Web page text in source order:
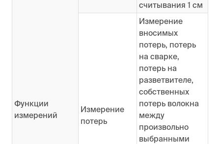
Функции
измерений
считывания 1 см
Измерение
потерь
Измерение
вносимых
потерь, потерь
на сварке,
потерь на
разветвителе,
собственных
потерь волокна
между
произвольно
выбранными